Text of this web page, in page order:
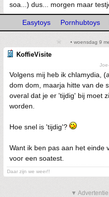
soa...) dus... morgen maar
Easytoys Pornhubtoys
• woensdag 9
KoffieVisite
Volgens mij heb ik chlamydia,
dom dom, maarja hitte van de
overal dat je er 'tijdig' bij moet
worden.
Hoe snel is 'tijdig'?
Want ik ben pas aan het einde
voor een soatest.
Daar zijn we weer!!
▼